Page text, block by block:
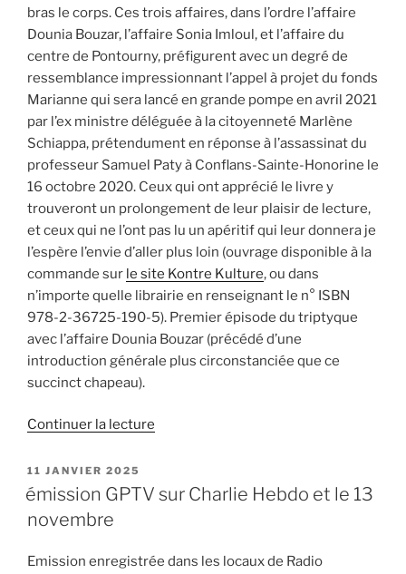
bras le corps. Ces trois affaires, dans l’ordre l’affaire
Dounia Bouzar, l’affaire Sonia Imloul, et l’affaire du
centre de Pontourny, préfigurent avec un degré de
ressemblance impressionnant l’appel à projet du fonds
Marianne qui sera lancé en grande pompe en avril 2021
par l’ex ministre déléguée à la citoyenneté Marlène
Schiappa, prétendument en réponse à l’assassinat du
professeur Samuel Paty à Conflans-Sainte-Honorine le
16 octobre 2020. Ceux qui ont apprécié le livre y
trouveront un prolongement de leur plaisir de lecture,
et ceux qui ne l’ont pas lu un apéritif qui leur donnera je
l’espère l’envie d’aller plus loin (ouvrage disponible à la
commande sur le site Kontre Kulture, ou dans
n’importe quelle librairie en renseignant le n° ISBN
978-2-36725-190-5). Premier épisode du triptyque
avec l’affaire Dounia Bouzar (précédé d’une
introduction générale plus circonstanciée que ce
succinct chapeau).
Continuer la lecture
Bouzar
1/3
PUBLIÉ
LE
11 JANVIER 2025
émission GPTV sur Charlie Hebdo et le 13
novembre
Emission enregistrée dans les locaux de Radio